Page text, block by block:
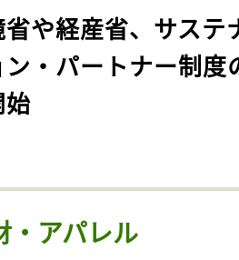
省や経産省、サステ
・パートナー制度
始
・アパレル